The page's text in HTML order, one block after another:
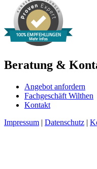
100% EMPFEHLUNGEN
Mehr Infos
Beratung &
Angebot anfordern
Fachgeschäft Wilthen
Kontakt
Impressum | Datenschutz |